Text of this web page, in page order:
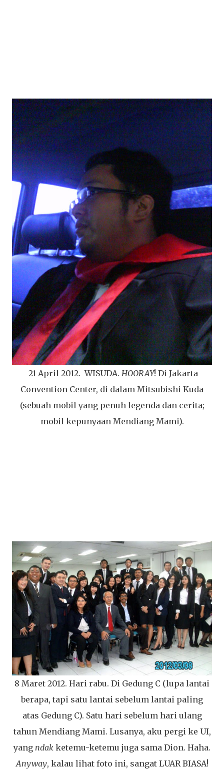
21 April 2012. WISUDA. HOORAY! Di Jakarta
Convention Center, di dalam Mitsubishi Kuda
(sebuah mobil yang penuh legenda dan cerita;
mobil kepunyaan Mendiang Mami).
8 Maret 2012. Hari rabu. Di Gedung C (lupa lantai
berapa, tapi satu lantai sebelum lantai paling
atas Gedung C). Satu hari sebelum hari ulang
tahun Mendiang Mami. Lusanya, aku pergi ke UI,
yang ndak ketemu-ketemu juga sama Dion. Haha.
Anyway, kalau lihat foto ini, sangat LUAR BIASA!